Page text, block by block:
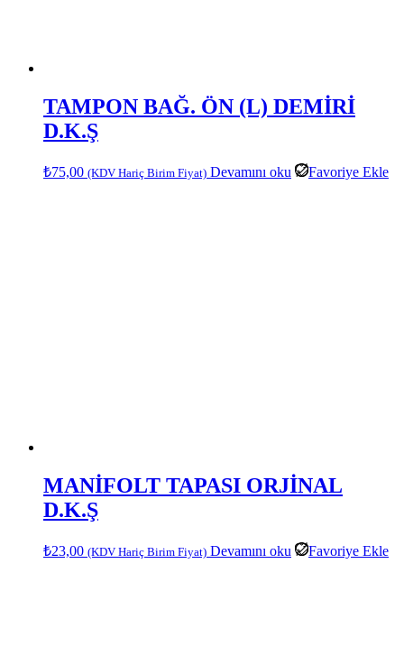
TAMPON BAĞ. ÖN (L) DEMİRİ
D.K.Ş
₺75,00 (KDV Hariç Birim Fiyat) Devamını oku Favoriye Ekle
MANİFOLT TAPASI ORJİNAL
D.K.Ş
₺23,00 (KDV Hariç Birim Fiyat) Devamını oku Favoriye Ekle